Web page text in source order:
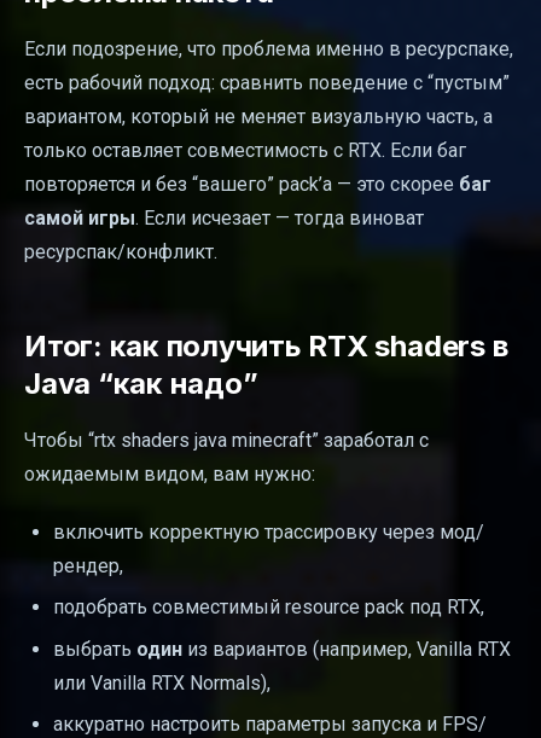
Если подозрение, что проблема именно в ресурспаке,
есть рабочий подход: сравнить поведение с “пустым”
вариантом, который не меняет визуальную часть, а
только оставляет совместимость с RTX. Если баг
повторяется и без “вашего” pack’а — это скорее баг
самой игры. Если исчезает — тогда виноват
ресурспак/конфликт.
Итог: как получить RTX shaders в
Java “как надо”
Чтобы “rtx shaders java minecraft” заработал с
ожидаемым видом, вам нужно:
включить корректную трассировку через мод/
рендер,
подобрать совместимый resource pack под RTX,
выбрать один из вариантов (например, Vanilla RTX
или Vanilla RTX Normals),
аккуратно настроить параметры запуска и FPS/